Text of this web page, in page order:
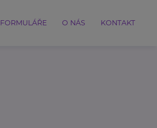
FORMULÁŘE O NÁS KONTAKT